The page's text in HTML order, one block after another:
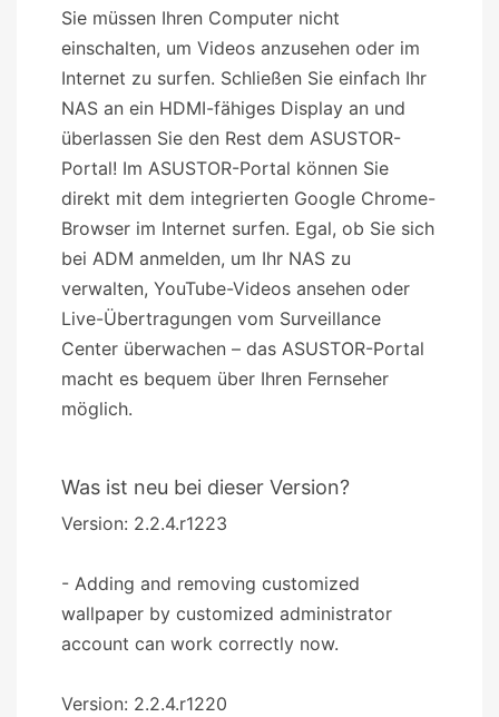
Sie müssen Ihren Computer nicht
einschalten, um Videos anzusehen oder im
Internet zu surfen. Schließen Sie einfach Ihr
NAS an ein HDMI-fähiges Display an und
überlassen Sie den Rest dem ASUSTOR-
Portal! Im ASUSTOR-Portal können Sie
direkt mit dem integrierten Google Chrome-
Browser im Internet surfen. Egal, ob Sie sich
bei ADM anmelden, um Ihr NAS zu
verwalten, YouTube-Videos ansehen oder
Live-Übertragungen vom Surveillance
Center überwachen – das ASUSTOR-Portal
macht es bequem über Ihren Fernseher
möglich.
Was ist neu bei dieser Version?
Version: 2.2.4.r1223
- Adding and removing customized
wallpaper by customized administrator
account can work correctly now.
Version: 2.2.4.r1220